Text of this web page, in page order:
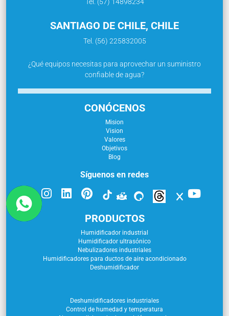
Tel. (57) 14898234
SANTIAGO DE CHILE, CHILE
Tel. (56) 225832005
¿Qué equipos necesitas para aprovechar un suministro
confiable de agua?
CONÓCENOS
Mision
Vision
Valores
Objetivos
Blog
Síguenos en redes
PRODUCTOS
Humidificador industrial
Humidificador ultrasónico
Nebulizadores industriales
Humidificadores para ductos de aire acondicionado
Deshumidificador
Deshumidificadores industriales
Control de humedad y temperatura